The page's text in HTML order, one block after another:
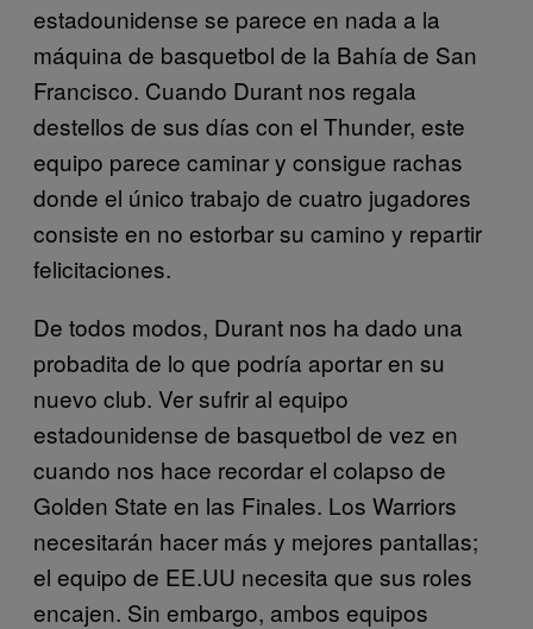
estadounidense se parece en nada a la
máquina de basquetbol de la Bahía de San
Francisco. Cuando Durant nos regala
destellos de sus días con el Thunder, este
equipo parece caminar y consigue rachas
donde el único trabajo de cuatro jugadores
consiste en no estorbar su camino y repartir
felicitaciones.
De todos modos, Durant nos ha dado una
probadita de lo que podría aportar en su
nuevo club. Ver sufrir al equipo
estadounidense de basquetbol de vez en
cuando nos hace recordar el colapso de
Golden State en las Finales. Los Warriors
necesitarán hacer más y mejores pantallas;
el equipo de EE.UU necesita que sus roles
encajen. Sin embargo, ambos equipos